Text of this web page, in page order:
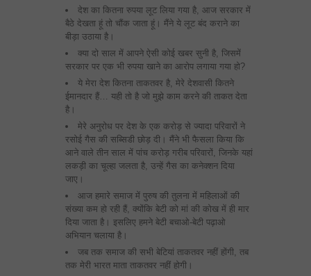
देश का कितना रुपया लूट लिया गया है, आज सरकार में
बैठे देखता हूं तो चौंक जाता हूं। मैंने ये लूट बंद कराने का
बीड़ा उठाया है।
क्‍या दो साल में आपने ऐसी कोई खबर सुनी है, जिसमें
सरकार पर एक भी रुपया खाने का आरोप लगाया गया हो?
ये मेरा देश कितना ताकतवर है, मेरे देशवासी कितने
ईमानदार हैं… यही तो है जो मुझे काम करने की ताकत देता
है।
मेरे अनुरोध पर देश के एक करोड़ से ज्‍यादा परिवारों ने
रसाेई गैस की सब्सिडी छोड़ दी। मैंने भी फैसला किया क‍ि
आने वाले तीन साल में पांच करोड़ गरीब परिवारों, जिनके यहां
लकड़ी का चूल्‍हा जलता है, उन्‍हें गैस का कनेक्‍शन दिया
जाए।
आज हमारे समाज में पुरुष की तुलना में महिलाओं की
संख्‍या कम हो रही हैं, क्‍योंकि बेटी को मां की कोख में ही मार
दिया जाता है। इसलिए हमने बेटी बचाओ-बेटी पढ़ाओ
अभियान चलाया है।
जब तक समाज की सभी बेटियां ताकतवर नहीं होंगी, तब
तक मेरी भारत माता ताकतवर नहीं होगी।